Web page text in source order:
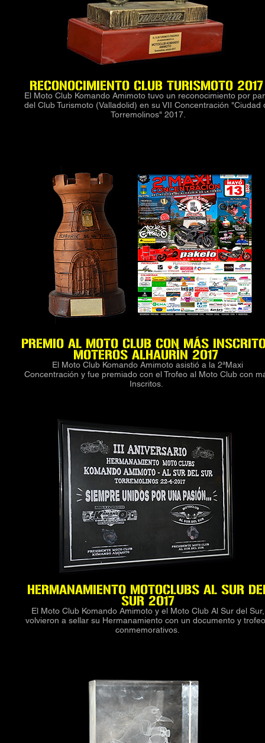
RECONOCIMIENTO CLUB TURISMOTO
El Moto Club Komando Amimoto tuvo un reconocimiento por
del Club Turismoto (Valladolid) en su VII Concentración "Ciudad
Torremolinos" 2017.
PREMIO AL MOTO CLUB CON MÁS
MOTEROS ALHAURÍN 2017
El Moto Club Komando Amimoto asistió a la 2ªMaxi
Concentración y fue premiado con el Trofeo al Moto Club con
Inscritos.
HERMANAMIENTO MOTOCLUBS AL SUR
SUR 2017
El Moto Club Komando Amimoto y el Moto Club Al Sur del Sur,
volvieron a sellar su Hermanamiento con un documento y
conmemorativos.